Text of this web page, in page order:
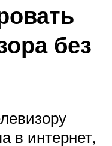
без
в интернет,